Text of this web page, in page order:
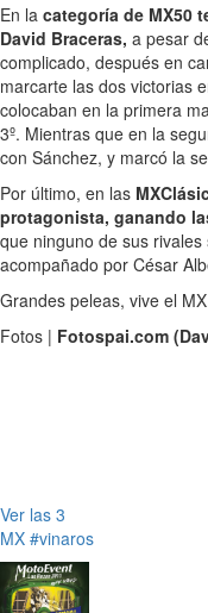
En la categoría de MX50
David Braceras, a pesar
complicado, después en
marcarte las dos victorias
colocaban en la primera
3º. Mientras que en la
con Sánchez, y marcó la
Por último, en las
protagonista, ganando
que ninguno de sus
acompañado por César
Grandes peleas, vive el
Fotos | Fotospai.com
Ver las 3
MX #vinaros